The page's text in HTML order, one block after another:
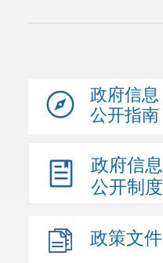
政府信息
公开指南
政府信息
公开制度
政策文件